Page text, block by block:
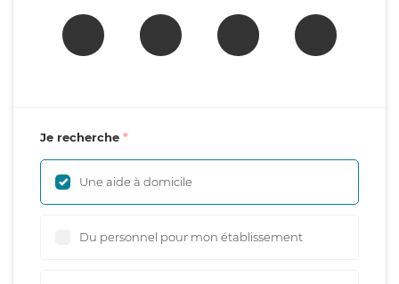
Je recherche
Une aide à domicile
Du personnel pour mon établissement